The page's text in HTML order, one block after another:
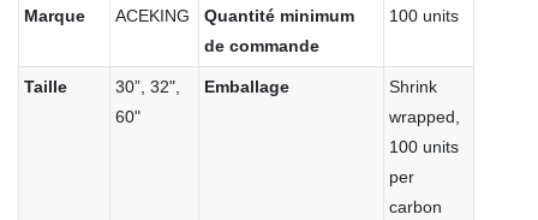
Marque ACEKING
Quantité minimum
de commande
100 units
Taille
30”, 32",
60"
Emballage
Shrink
wrapped,
100 units
per
carbon